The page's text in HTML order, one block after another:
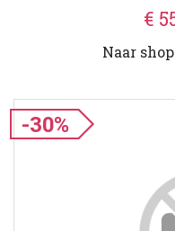
€
Naar shop
-30%